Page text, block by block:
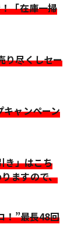
「在庫一掃
り尽くしセー
ャンペーン
き」はこち
ますので、
！”最長48回